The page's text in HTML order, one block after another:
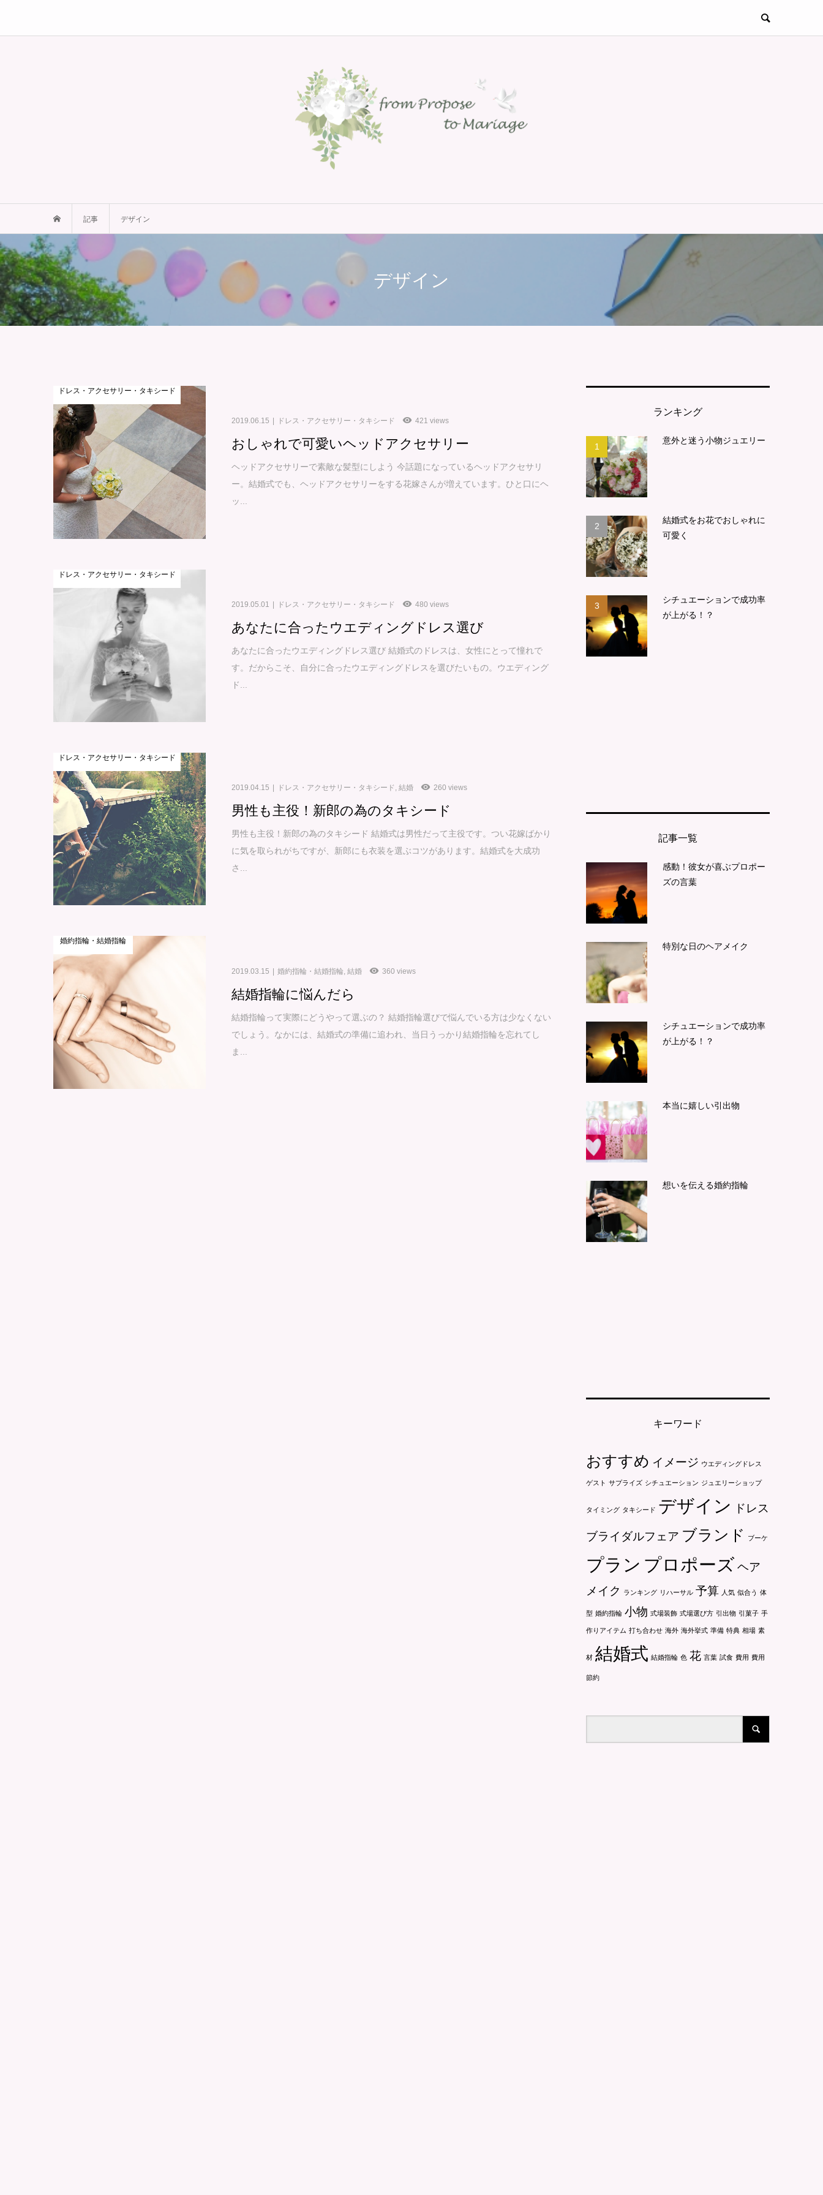
記事 デザイン
デザイン
ドレス・アクセサリー・タキシード
2019.06.15 ドレス・アクセサリー・タキシード 421 views
おしゃれで可愛いヘッドアクセサリー
ヘッドアクセサリーで素敵な髪型にしよう 今話題になっているヘッドアクセサリ
ー。結婚式でも、ヘッドアクセサリーをする花嫁さんが増えています。ひと口にヘ
ッ...
ドレス・アクセサリー・タキシード
2019.05.01 ドレス・アクセサリー・タキシード 480 views
あなたに合ったウエディングドレス選び
あなたに合ったウエディングドレス選び 結婚式のドレスは、女性にとって憧れで
す。だからこそ、自分に合ったウエディングドレスを選びたいもの。ウエディング
ド...
ドレス・アクセサリー・タキシード
2019.04.15 ドレス・アクセサリー・タキシード ,結婚 260 views
男性も主役！新郎の為のタキシード
男性も主役！新郎の為のタキシード 結婚式は男性だって主役です。つい花嫁ばかり
に気を取られがちですが、新郎にも衣装を選ぶコツがあります。結婚式を大成功
さ...
婚約指輪・結婚指輪
2019.03.15 婚約指輪・結婚指輪 ,結婚 360 views
結婚指輪に悩んだら
結婚指輪って実際にどうやって選ぶの？ 結婚指輪選びで悩んでいる方は少なくない
でしょう。なかには、結婚式の準備に追われ、当日うっかり結婚指輪を忘れてし
ま...
ランキング
1
意外と迷う小物ジュエリー
2
結婚式をお花でおしゃれに
可愛く
3
シチュエーションで成功率
が上がる！？
記事一覧
感動！彼女が喜ぶプロポー
ズの言葉
特別な日のヘアメイク
シチュエーションで成功率
が上がる！？
本当に嬉しい引出物
想いを伝える婚約指輪
キーワード
おすすめ イメージ ウエディングドレス
ゲスト サプライズ シチュエーション ジュエリーショップ
タイミング タキシード デザイン ドレス
ブライダルフェア ブランド ブーケ
プラン プロポーズヘア
メイク
ランキング リハーサル 予算 人気 似合う 体
型 婚約指輪 小物 式場装飾 式場選び方 引出物 引菓子 手
作りアイテム 打ち合わせ 海外 海外挙式 準備 特典 相場 素
材 結婚式 結婚指輪 色 花 言葉 試食 費用 費用
節約